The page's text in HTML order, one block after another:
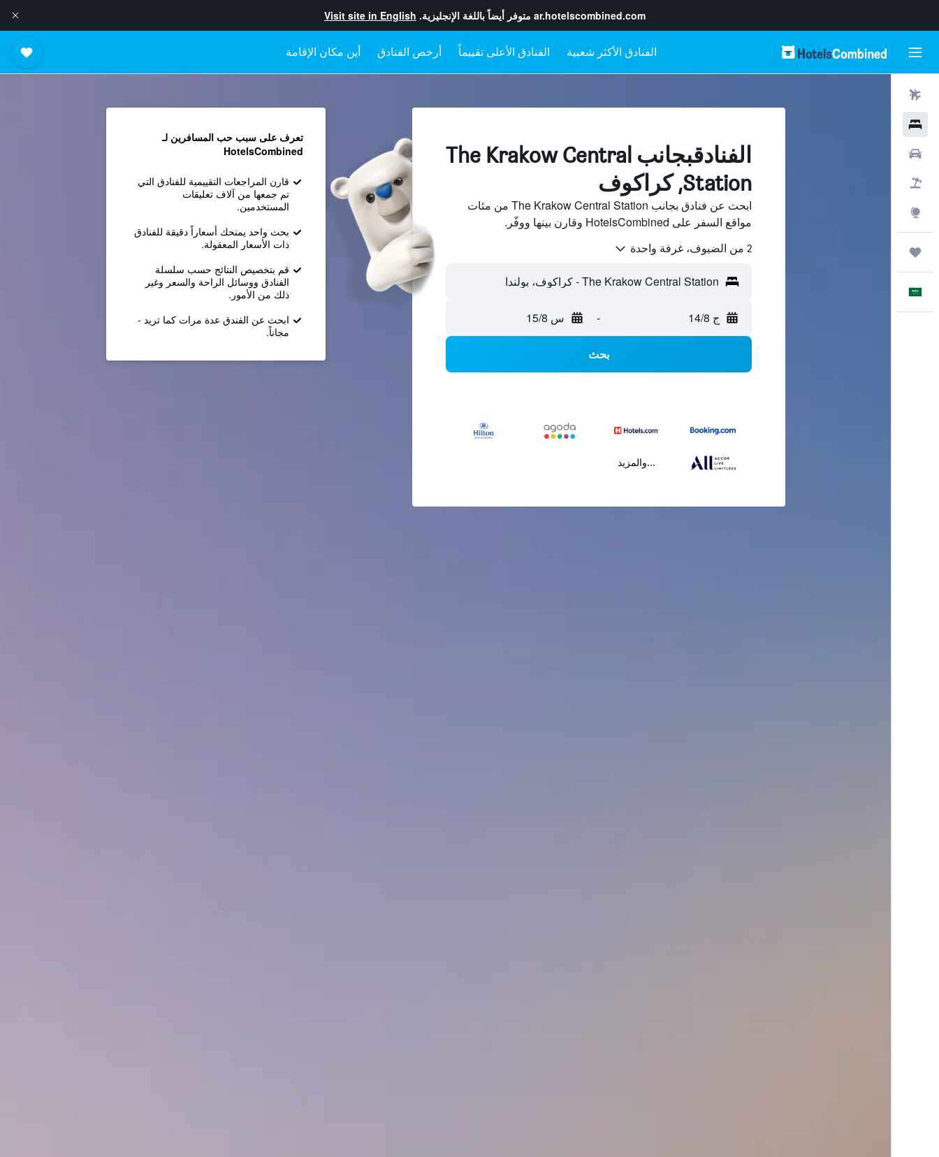
ar.hotelscombined.com متوفر أيضاً باللغة الإنجليزية. Visit site in English
الفنادق الأعلى تقييماً أرخص الفنادق أين مكان الإقامة
الفنادقبجانب The Krakow Central
Station, كراكوف
ابحث عن فنادق بجانب The Krakow Central Station من مئات
مواقع السفر على HotelsCombined وقارن بينها ووفّر.
2 من الضيوف، غرفة واحدة
ج 14/8 - س 15/8
بحث
...والمزيد
تعرف على سبب حب المسافرين لـ
HotelsCombined
قارن المراجعات التقييمية للفنادق التي
تم جمعها من آلاف تعليقات
المستخدمين.
بحث واحد يمنحك أسعاراً دقيقة للفنادق
ذات الأسعار المعقولة.
قم بتخصيص النتائج حسب سلسلة
الفنادق ووسائل الراحة والسعر وغير
ذلك من الأمور.
ابحث عن الفندق عدة مرات كما تريد -
مجاناً.